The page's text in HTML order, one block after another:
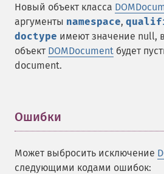
Новый объект класса
аргументы namespace,
doctype имеют значение null,
объект DOMDocument будет
document.
Ошибки
Может выбросить исключение
следующими кодами ошибок: